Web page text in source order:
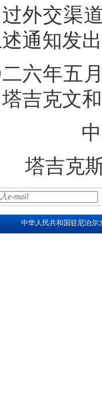
外交渠
通知发
六年五
吉克文
塔吉克
中华人民共和国驻尼泊尔